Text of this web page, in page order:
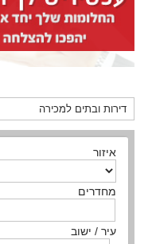
איזור
מחדרים
עיר / ישוב